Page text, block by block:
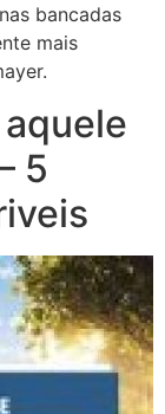
bancadas
mais
5